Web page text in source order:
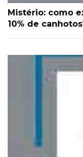
Mistério: como
10% de